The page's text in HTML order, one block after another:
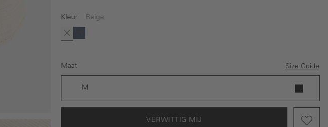
Kleur Beige
Beige
(Deze optie is momenteel niet beschikbaar.)
Donkerblauw
Maat Size Guide
M
VERWITTIG MIJ